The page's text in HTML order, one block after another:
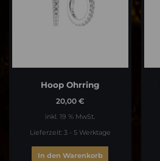
Hoop Ohrring
20,00 €
inkl. 19 % MwSt.
Lieferzeit: 3 - 5 Werktage
In den Warenkorb